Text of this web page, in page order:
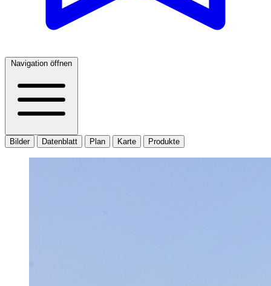
Navigation öffnen
Bilder Datenblatt Plan Karte Produkte